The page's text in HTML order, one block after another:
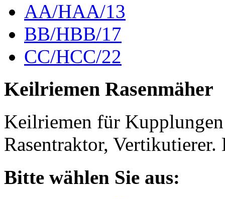
AA/HAA/13
BB/HBB/17
CC/HCC/22
Keilriemen Rasenmäher
Keilriemen für Kupplungen
Rasentraktor,
Bitte wählen Sie aus: